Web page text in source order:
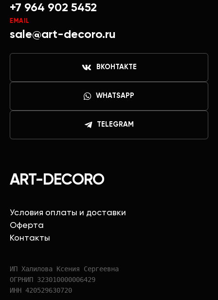
ART-DECORO
Условия оплаты и доставки
Оферта
Контакты
ИП Халилова Ксения Сергеевна
ОГРНИП 323010000006429
ИНН 420529630720
+7 964 902 5452
EMAIL
sale@art-decoro.ru
ВКОНТАКТЕ
WHATSAPP
TELEGRAM